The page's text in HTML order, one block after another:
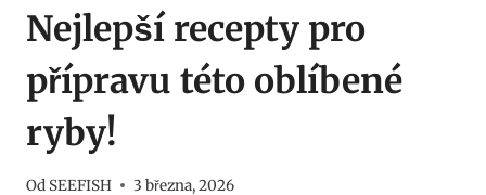
Nejlepší recepty pro
přípravu této oblíbené
ryby!
Od SEEFISH 3 března, 2026